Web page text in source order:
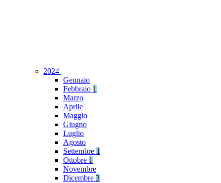
2024
Gennaio
Febbraio 1
Marzo
Aprile
Maggio
Giugno
Luglio
Agosto
Settembre 1
Ottobre 1
Novembre
Dicembre 3